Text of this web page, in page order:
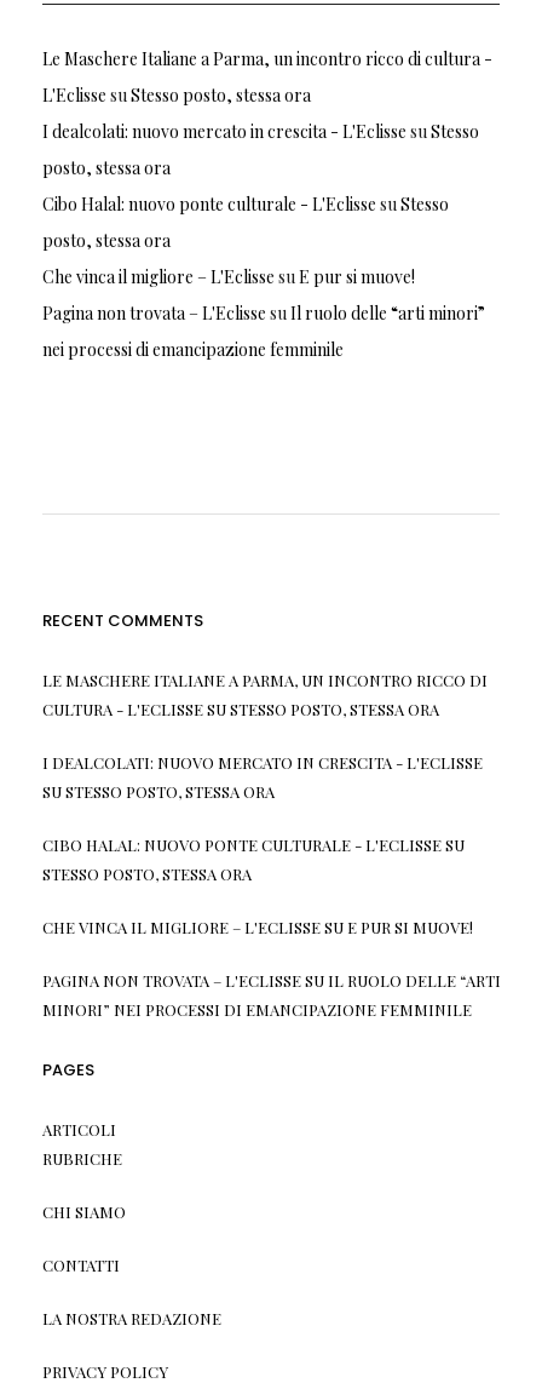
Le Maschere Italiane a Parma, un incontro ricco di cultura -
L'Eclisse su Stesso posto, stessa ora
I dealcolati: nuovo mercato in crescita - L'Eclisse su Stesso
posto, stessa ora
Cibo Halal: nuovo ponte culturale - L'Eclisse su Stesso
posto, stessa ora
Che vinca il migliore – L'Eclisse su E pur si muove!
Pagina non trovata – L'Eclisse su Il ruolo delle “arti minori”
nei processi di emancipazione femminile
RECENT COMMENTS
LE MASCHERE ITALIANE A PARMA, UN INCONTRO RICCO DI
CULTURA - L'ECLISSESUSTESSO POSTO, STESSA ORA
I DEALCOLATI: NUOVO MERCATO IN CRESCITA - L'ECLISSE
SUSTESSO POSTO, STESSA ORA
CIBO HALAL: NUOVO PONTE CULTURALE - L'ECLISSESU
STESSO POSTO, STESSA ORA
CHE VINCA IL MIGLIORE – L'ECLISSESU E PUR SI MUOVE!
PAGINA NON TROVATA – L'ECLISSESU IL RUOLO DELLE “ARTI
MINORI” NEI PROCESSI DI EMANCIPAZIONE FEMMINILE
PAGES
ARTICOLI
RUBRICHE
CHI SIAMO
CONTATTI
LA NOSTRA REDAZIONE
PRIVACY POLICY